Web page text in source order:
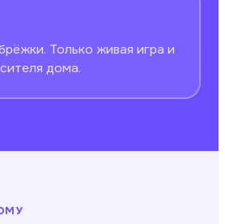
Только живая игра и
дома.